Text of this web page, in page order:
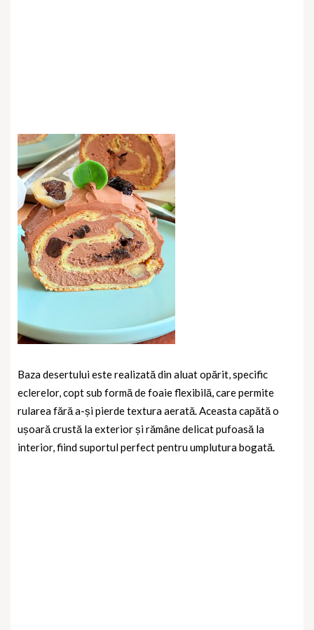
Baza desertului este realizată din aluat opărit, specific
eclerelor, copt sub formă de foaie flexibilă, care permite
rularea fără a-și pierde textura aerată. Aceasta capătă o
ușoară crustă la exterior și rămâne delicat pufoasă la
interior, fiind suportul perfect pentru umplutura bogată.